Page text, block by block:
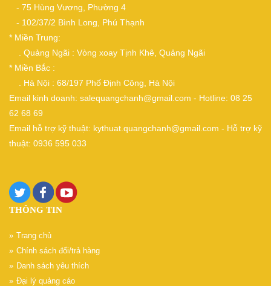
- 75 Hùng Vương, Phường 4
- 102/37/2 Bình Long, Phú Thạnh
* Miền Trung:
. Quảng Ngãi : Vòng xoay Tịnh Khê, Quảng Ngãi
* Miền Bắc :
. Hà Nội : 68/197 Phố Định Công, Hà Nội
Email kinh doanh: salequangchanh@gmail.com - Hotline: 08 25
62 68 69
Email hỗ trợ kỹ thuật: kythuat.quangchanh@gmail.com - Hỗ trợ kỹ
thuật: 0936 595 033
THÔNG TIN
Trang chủ
Chính sách đổi/trả hàng
Danh sách yêu thích
Đại lý quảng cáo